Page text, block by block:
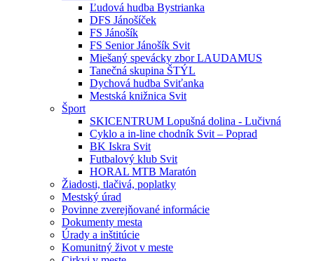
Ľudová hudba Bystrianka
DFS Jánošíček
FS Jánošík
FS Senior Jánošík Svit
Miešaný spevácky zbor LAUDAMUS
Tanečná skupina ŠTÝL
Dychová hudba Sviťanka
Mestská knižnica Svit
Šport
SKICENTRUM Lopušná dolina - Lučivná
Cyklo a in-line chodník Svit – Poprad
BK Iskra Svit
Futbalový klub Svit
HORAL MTB Maratón
Žiadosti, tlačivá, poplatky
Mestský úrad
Povinne zverejňované informácie
Dokumenty mesta
Úrady a inštitúcie
Komunitný život v meste